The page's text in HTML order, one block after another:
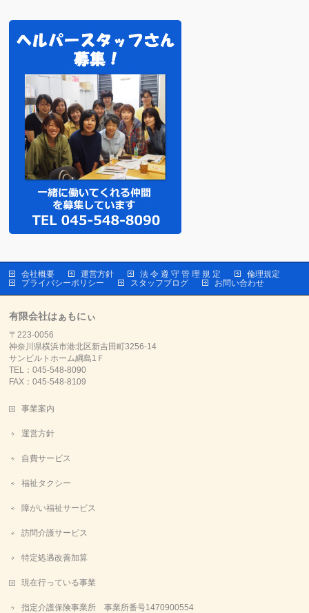
会社概要 運営方針 法 令 遵 守 管 理 規 定
倫理規定
プライバシーポリシー
スタッフブログ お問い合わせ
有限会社はぁもにぃ
〒223-0056
神奈川県横浜市港北区新吉田町3256-14
サンビルトホーム綱島1Ｆ
TEL：045-548-8090
FAX：045-548-8109
事業案内
運営方針
自費サービス
福祉タクシー
障がい福祉サービス
訪問介護サービス
特定処遇改善加算
現在行っている事業
指定介護保険事業所 事業所番号1470900554